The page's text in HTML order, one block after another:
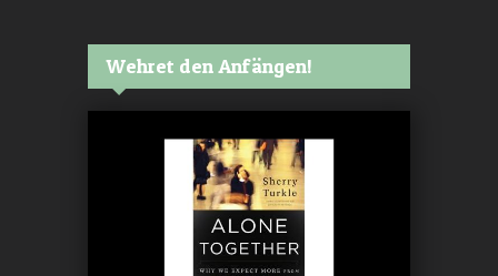
Wehret den Anfängen!